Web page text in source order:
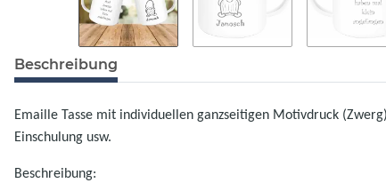
Beschreibung
Emaille Tasse mit individuellen ganzseitigen Motivdruck
Einschulung usw.
Beschreibung: